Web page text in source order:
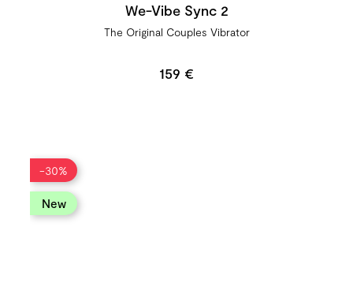
We-Vibe Sync 2
The Original Couples Vibrator
159 €
new
-30%